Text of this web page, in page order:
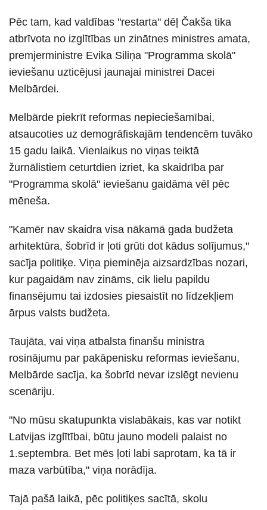
Pēc tam, kad valdības "restarta" dēļ Čakša tika
atbrīvota no izglītības un zinātnes ministres amata,
premjerministre Evika Siliņa "Programma skolā"
ieviešanu uzticējusi jaunajai ministrei Dacei
Melbārdei.
Melbārde piekrīt reformas nepieciešamībai,
atsaucoties uz demogrāfiskajām tendencēm tuvāko
15 gadu laikā. Vienlaikus no viņas teiktā
žurnālistiem ceturtdien izriet, ka skaidrība par
"Programma skolā" ieviešanu gaidāma vēl pēc
mēneša.
"Kamēr nav skaidra visa nākamā gada budžeta
arhitektūra, šobrīd ir ļoti grūti dot kādus solījumus,"
sacīja politiķe. Viņa pieminēja aizsardzības nozari,
kur pagaidām nav zināms, cik lielu papildu
finansējumu tai izdosies piesaistīt no līdzekļiem
ārpus valsts budžeta.
Taujāta, vai viņa atbalsta finanšu ministra
rosinājumu par pakāpenisku reformas ieviešanu,
Melbārde sacīja, ka šobrīd nevar izslēgt nevienu
scenāriju.
"No mūsu skatupunkta vislabākais, kas var notikt
Latvijas izglītībai, būtu jauno modeli palaist no
1.septembra. Bet mēs ļoti labi saprotam, ka tā ir
maza varbūtība," viņa norādīja.
Tajā pašā laikā, pēc politiķes sacītā, skolu